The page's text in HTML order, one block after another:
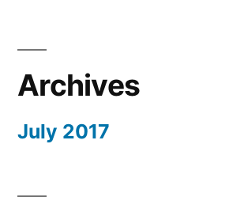
Archives
July 2017